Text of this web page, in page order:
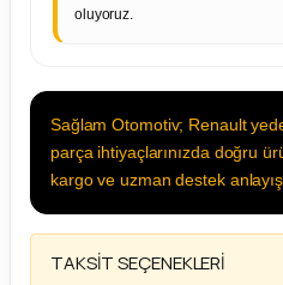
oluyoruz.
Sağlam Otomotiv; Renault
parça ihtiyaçlarınızda doğru
kargo ve uzman destek
TAKSİT SEÇENEKLERİ